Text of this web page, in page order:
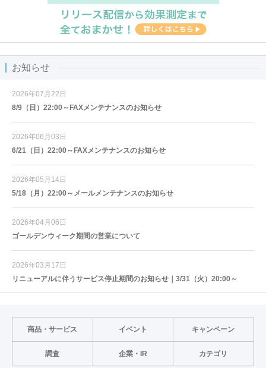
お知らせ
2026年07月22日
8/9（日）22:00～FAXメンテナンスのお知らせ
2026年06月03日
6/21（日）22:00～FAXメンテナンスのお知らせ
2026年05月14日
5/18（月）22:00～メールメンテナンスのお知らせ
2026年04月06日
ゴールデンウィーク期間の営業について
2026年03月17日
リニューアルに伴うサービス停止期間のお知らせ｜3/31（火）20:00～
商品・サービス イベント キャンペーン
調査 企業・IR カテゴリ